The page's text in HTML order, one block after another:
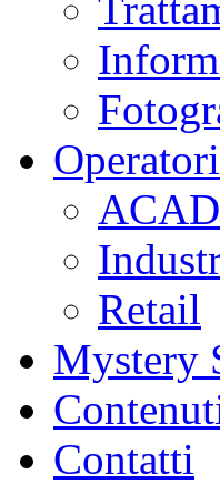
Operatori
Retail
Mystery
Contatti